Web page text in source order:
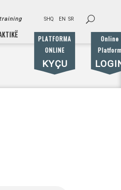
SHQ EN SR
Online
PLATFORMA
ONLINE
KYÇU